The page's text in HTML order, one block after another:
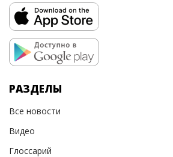
РАЗДЕЛЫ
Все новости
Видео
Глоссарий